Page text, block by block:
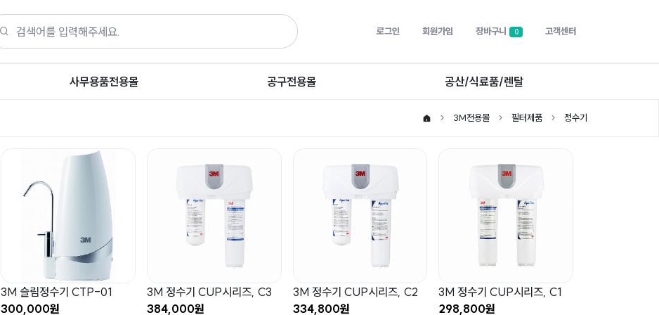
로그인 회원가입 장바구니 0 고객센터
사무용품전용몰 공구전용몰 공산/식료품/렌탈
3M전용몰 필터제품 정수기
3M 슬림정수기 CTP-01
300,000원
3M 정수기 CUP시리즈, C3
384,000원
3M 정수기 CUP시리즈, C2
334,800원
3M 정수기 CUP시리즈, C1
298,800원